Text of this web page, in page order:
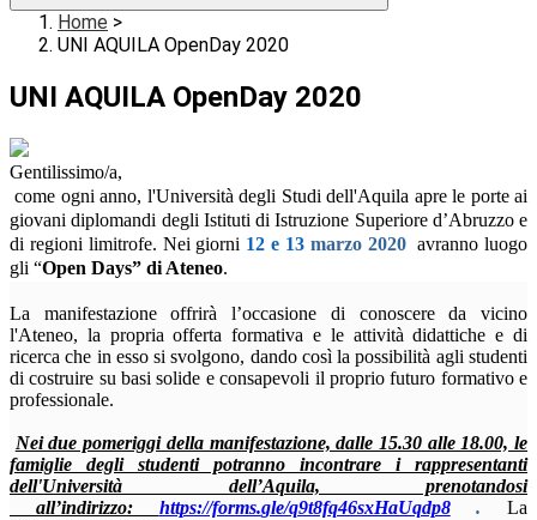
Home >
UNI AQUILA OpenDay 2020
UNI AQUILA OpenDay 2020
Gentilissimo/a,
come ogni anno, l'Università degli Studi dell'Aquila apre le porte ai
giovani diplomandi degli Istituti di Istruzione Superiore d’Abruzzo e
di regioni limitrofe. Nei giorni 12 e 13marzo 2020 avranno luogo
gli “Open Days” di Ateneo.
La manifestazione offrirà l’occasione di conoscere da vicino
l'Ateneo, la propria offerta formativa e le attività didattiche e di
ricerca che in esso si svolgono, dando così la possibilità agli studenti
di costruire su basi solide e consapevoli il proprio futuro formativo e
professionale.
Nei due pomeriggi della manifestazione, dalle 15.30 alle 18.00, le
famiglie degli studenti potranno incontrare i rappresentanti
dell'Università dell’Aquila, prenotandosi
all’indirizzo: https://forms.gle/q9t8fq46sxHaUqdp8. La